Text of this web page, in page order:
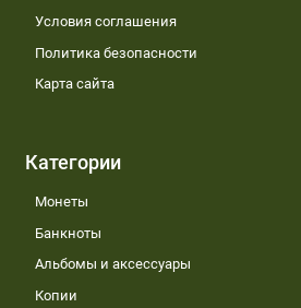
Условия соглашения
Политика безопасности
Карта сайта
Категории
Монеты
Банкноты
Альбомы и аксессуары
Копии